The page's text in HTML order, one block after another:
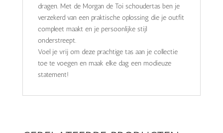
dragen. Met de Morgan de Toi schoudertas ben je
verzekerd van een praktische oplossing die je outfit
compleet maakt en je persoonlijke stijl
onderstreept.
Voel je vrij om deze prachtige tas aan je collectie
toe te voegen en maak elke dag een modieuze
statement!